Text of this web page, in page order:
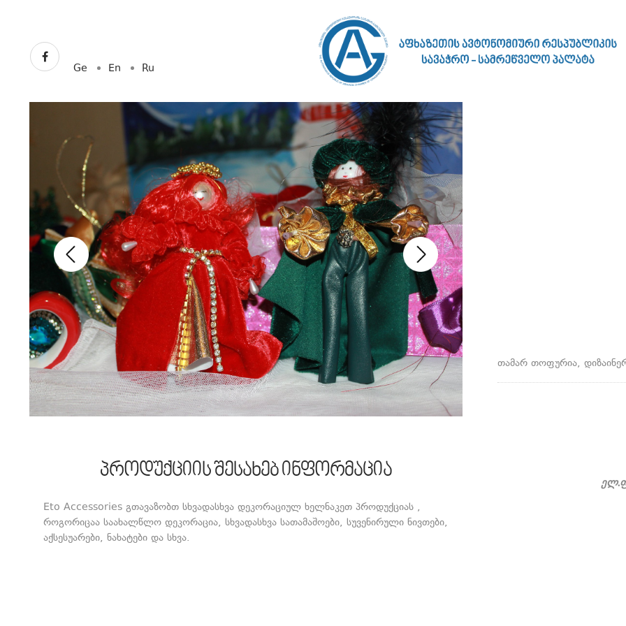
Ge En Ru
თამარ თოფურია,
პროდუქციის შესახებ ინფორმაცია
Eto Accessories გთავაზობთ სხვადასხვა დეკორაციულ ხელნაკეთ პროდუქციას ,
როგორიცაა საახალწლო დეკორაცია, სხვადასხვა სათამაშოები, სუვენირული ნივთები,
აქსესუარები, ნახატები და სხვა.